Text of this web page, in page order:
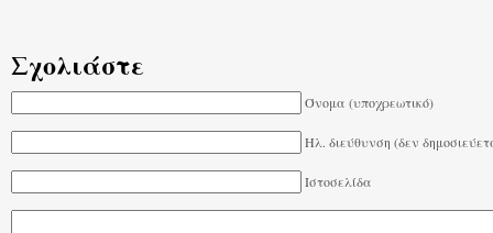
Σχολιάστε
Όνομα (υποχρεωτικό)
Ηλ. διεύθυνση (δεν
Ιστοσελίδα